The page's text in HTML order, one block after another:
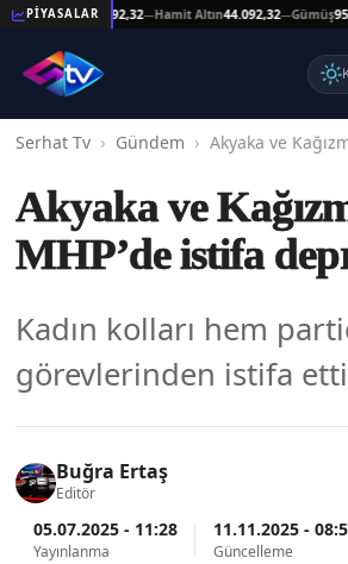
PİYASALAR
Altın44.092,32—Hamit Altın44.092,32—Gümüş95,85▲
Serhat Tv Gündem
Akyaka ve
MHP’de istifa
Kadın kolları hem
görevlerinden istifa
Buğra Ertaş
Editör
05.07.2025 - 11:28
Yayınlanma
11.11.2025 -
Güncelleme